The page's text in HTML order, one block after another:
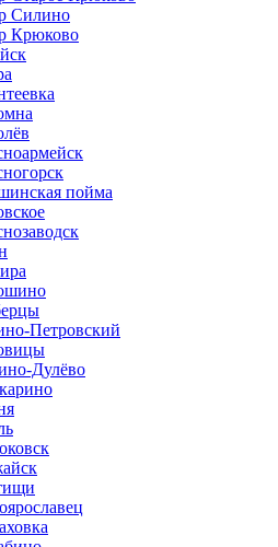
Силино
Крюково
пойма
Петровский
Дулёво